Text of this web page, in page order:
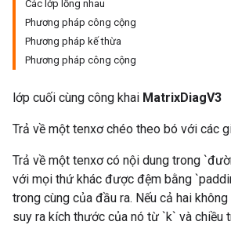
Các lớp lồng nhau
Phương pháp công cộng
Phương pháp kế thừa
Phương pháp công cộng
lớp cuối cùng công khai MatrixDiagV3
Trả về một tenxơ chéo theo bó với các
Trả về một tenxơ có nội dung trong
với mọi thứ khác được đệm bằng
trong cùng của đầu ra. Nếu cả hai
suy ra kích thước của nó từ `k` và